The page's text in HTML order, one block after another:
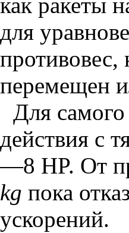
для
перемещен
Для
действия с
—8 HP. От
kg пока
ускорений.